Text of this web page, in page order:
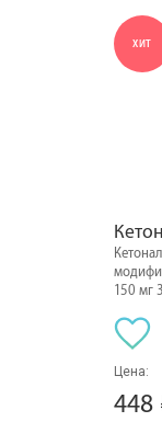
ХИТ
150 мг
Цена:
448